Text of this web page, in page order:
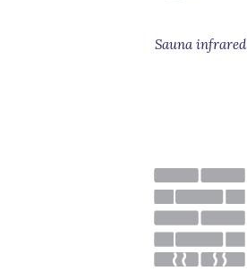
Sauna infrared